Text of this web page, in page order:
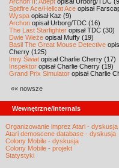
Spitfire Ace/Hellcat Ace opisał
Wyspa opisał Kaz (9)
Archon opisał Urborg/TDC (16)
The Last Starfighter opisał TDC (30)
Dwie Wieże opisał Muffy (19)
Basil The Great Mouse Detective
Cherry (125)
Inny Świat opisał Charlie Cherry (17)
Inspektor opisał Charlie Cherry (19)
Grand Prix Simulator opisał Charlie
«« nowsze
Wewnętrzne/Internals
Organizowanie imprez Atari - dyskusja
Atari demoscene database - dyskusja
Colony Mobile - dyskusja
Colony Mobile - projekt
Statystyki